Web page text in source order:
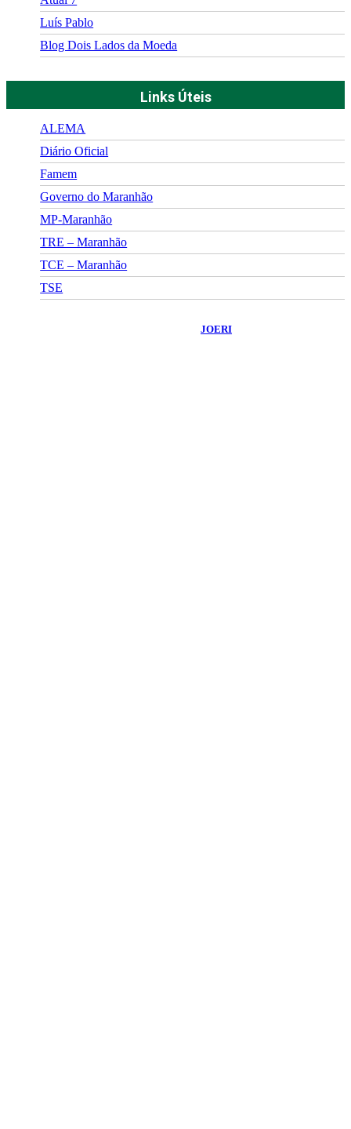
Luís Pablo
Blog Dois Lados da Moeda
Links Úteis
ALEMA
Diário Oficial
Famem
Governo do Maranhão
MP-Maranhão
TRE – Maranhão
TCE – Maranhão
TSE
JOERI